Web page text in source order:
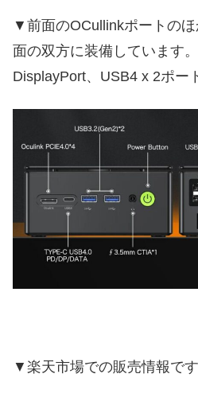
▼前面のOCullinkポートの
面の双方に装備しています
DisplayPort、USB4 x 2ポー
▼楽天市場での販売情報です